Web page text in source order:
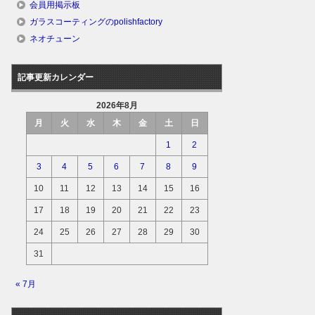
会員用掲示板
ガラスコーティングのpolishfactory
ネオチューン
記事更新カレンダー
2026年8月
月
火 水 木 金 土 日
1 2
3 4 5 6 7 8 9
10 11 12 13 14 15 16
17 18 19 20 21 22 23
24 25 26 27 28 29 30
31
« 7月